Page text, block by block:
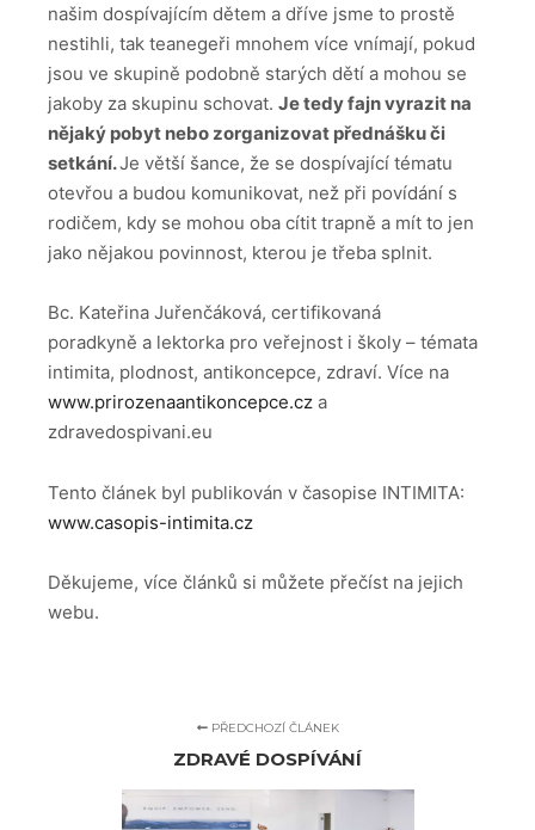
našim dospívajícím dětem a dříve jsme to prostě
nestihli, tak teanegeři mnohem více vnímají, pokud
jsou ve skupině podobně starých dětí a mohou se
jakoby za skupinu schovat. Je tedy fajn vyrazit na
nějaký pobyt nebo zorganizovat přednášku či
setkání.Je větší šance, že se dospívající tématu
otevřou a budou komunikovat, než při povídání s
rodičem, kdy se mohou oba cítit trapně a mít to jen
jako nějakou povinnost, kterou je třeba splnit.
Bc. Kateřina Juřenčáková, certifikovaná
poradkyně a lektorka pro veřejnost i školy – témata
intimita, plodnost, antikoncepce, zdraví. Více na
www.prirozenaantikoncepce.cz a
zdravedospivani.eu
Tento článek byl publikován v časopise INTIMITA:
www.casopis-intimita.cz
Děkujeme, více článků si můžete přečíst na jejich
webu.
PŘEDCHOZÍ ČLÁNEK
ZDRAVÉ DOSPÍVÁNÍ